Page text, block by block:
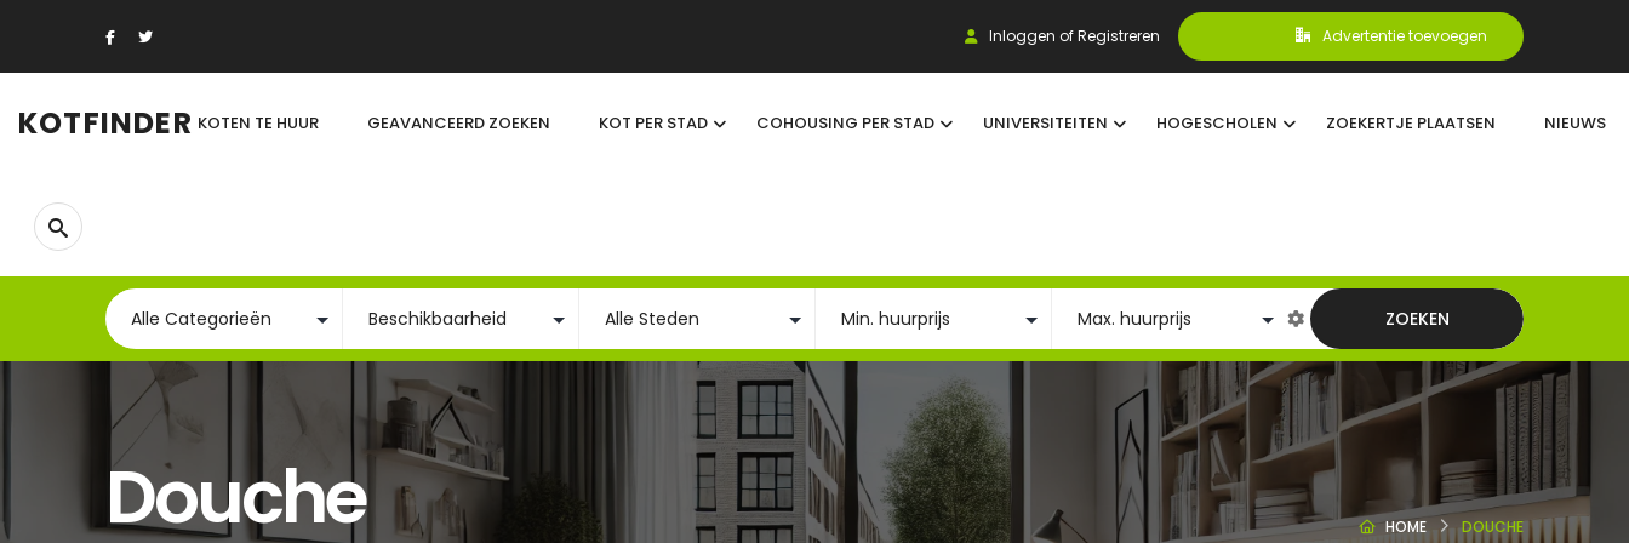
Inloggen of Registreren Advertentie toevoegen
KOTFINDER KOTEN TE HUUR GEAVANCEERD ZOEKEN KOT PER STAD COHOUSING PER STAD UNIVERSITEITEN HOGESCHOLEN ZOEKERTJE PLAATSEN NIEUWS
ZOEKEN
Douche HOME DOUCHE